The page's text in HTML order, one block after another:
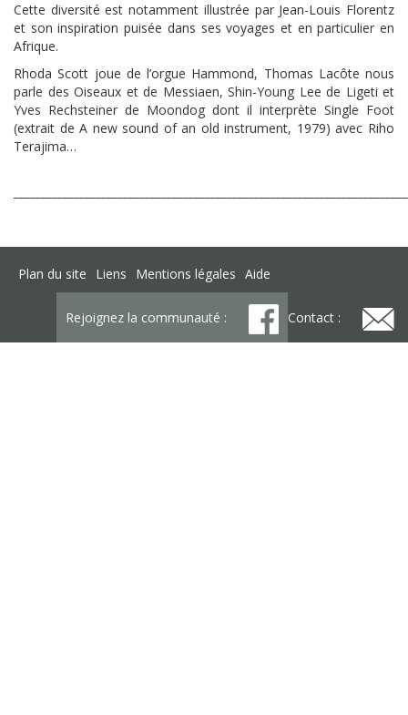
Cette diversité est notamment illustrée par Jean-Louis Florentz
et son inspiration puisée dans ses voyages et en particulier en
Afrique.
Rhoda Scott joue de l’orgue Hammond, Thomas Lacôte nous
parle des Oiseaux et de Messiaen, Shin-Young Lee de Ligeti et
Yves Rechsteiner de Moondog dont il interprète Single Foot
(extrait de A new sound of an old instrument, 1979) avec Riho
Terajima…
Plan du site Liens Mentions légales Aide
Rejoignez la communauté : Contact :